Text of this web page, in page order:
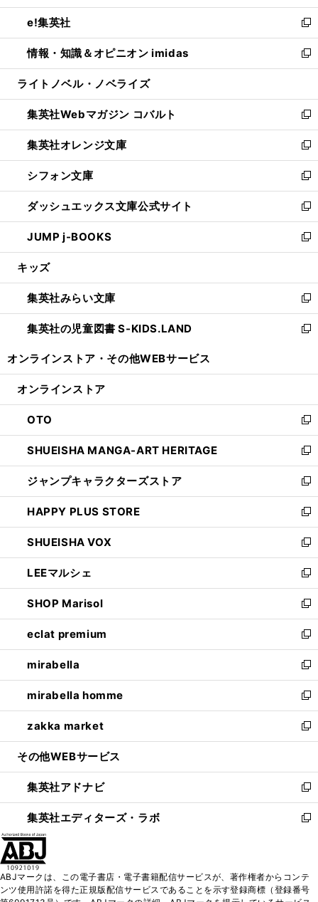
開
く
ウ
で
開
く
ン
ド
ウ
で
開
ウ
ィ
ン
ド
ウ
開
く
し
い
ウ
ィ
ン
ウ
で
開
く
e!集英社
新
し
い
ウ
ン
ド
ウ
で
開
く
情報・知識＆オピニオン imidas
新
し
ウ
ィ
ン
ド
ウ
で
開
く
ライトノベル・ノベライズ
集英社Webマガジン コバルト
新
し
い
ウ
ィ
ン
ド
ウ
で
開
集英社オレンジ文庫
新
し
い
ウ
ィ
ン
ド
ウ
開
く
シフォン文庫
新
し
い
ウ
ィ
ン
ウ
で
開
く
ダッシュエックス文庫公式サイト
新
し
い
ウ
ン
ド
ウ
で
JUMP j-BOOKS
新
し
ウ
ィ
ン
ド
開
キッズ
集英社みらい文庫
新
し
い
ン
ウ
で
開
く
集英社の児童図書 S-KIDS.LAND
新
ウ
ン
ド
ウ
で
開
く
オンラインストア・ その他WEBサービス
オンラインストア
OTO
新
し
い
ウ
ィ
ン
ド
ウ
で
開
く
SHUEISHA MANGA-ART HERITAGE
新
し
い
ウ
ィ
ン
ド
ウ
で
開
く
ジャンプキャラクターズストア
新
し
い
ウ
ィ
ン
ド
ウ
で
開
く
HAPPY PLUS STORE
新
し
い
ウ
ィ
ン
ド
ウ
で
開
く
SHUEISHA VOX
新
し
い
ウ
ィ
ン
ド
ウ
で
開
く
LEEマルシェ
新
し
い
ウ
ィ
ン
ド
ウ
で
開
く
SHOP Marisol
新
し
い
ウ
ィ
ン
ド
ウ
で
開
eclat premium
新
し
い
ウ
ィ
ン
ド
ウ
開
く
mirabella
新
し
い
ウ
ィ
ン
ウ
で
開
く
mirabella homme
新
し
い
ウ
ン
ド
ウ
で
zakka market
新
し
ウ
ィ
ン
ド
く
その他WEBサービス
集英社アドナビ
新
し
い
ド
ウ
集英社エディターズ・ラボ
新
ィ
ン
ABJマークは、この電子書店・電子書籍配信サービスが、著作権者からコンテ
ンツ使用許諾を得た正規版配信サービスであることを示す登録商標（登録番号